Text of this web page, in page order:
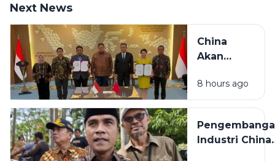
Next News
China
Akan
Pabrik
Industri
Karya di
Madura
8 hours ago
Industri China